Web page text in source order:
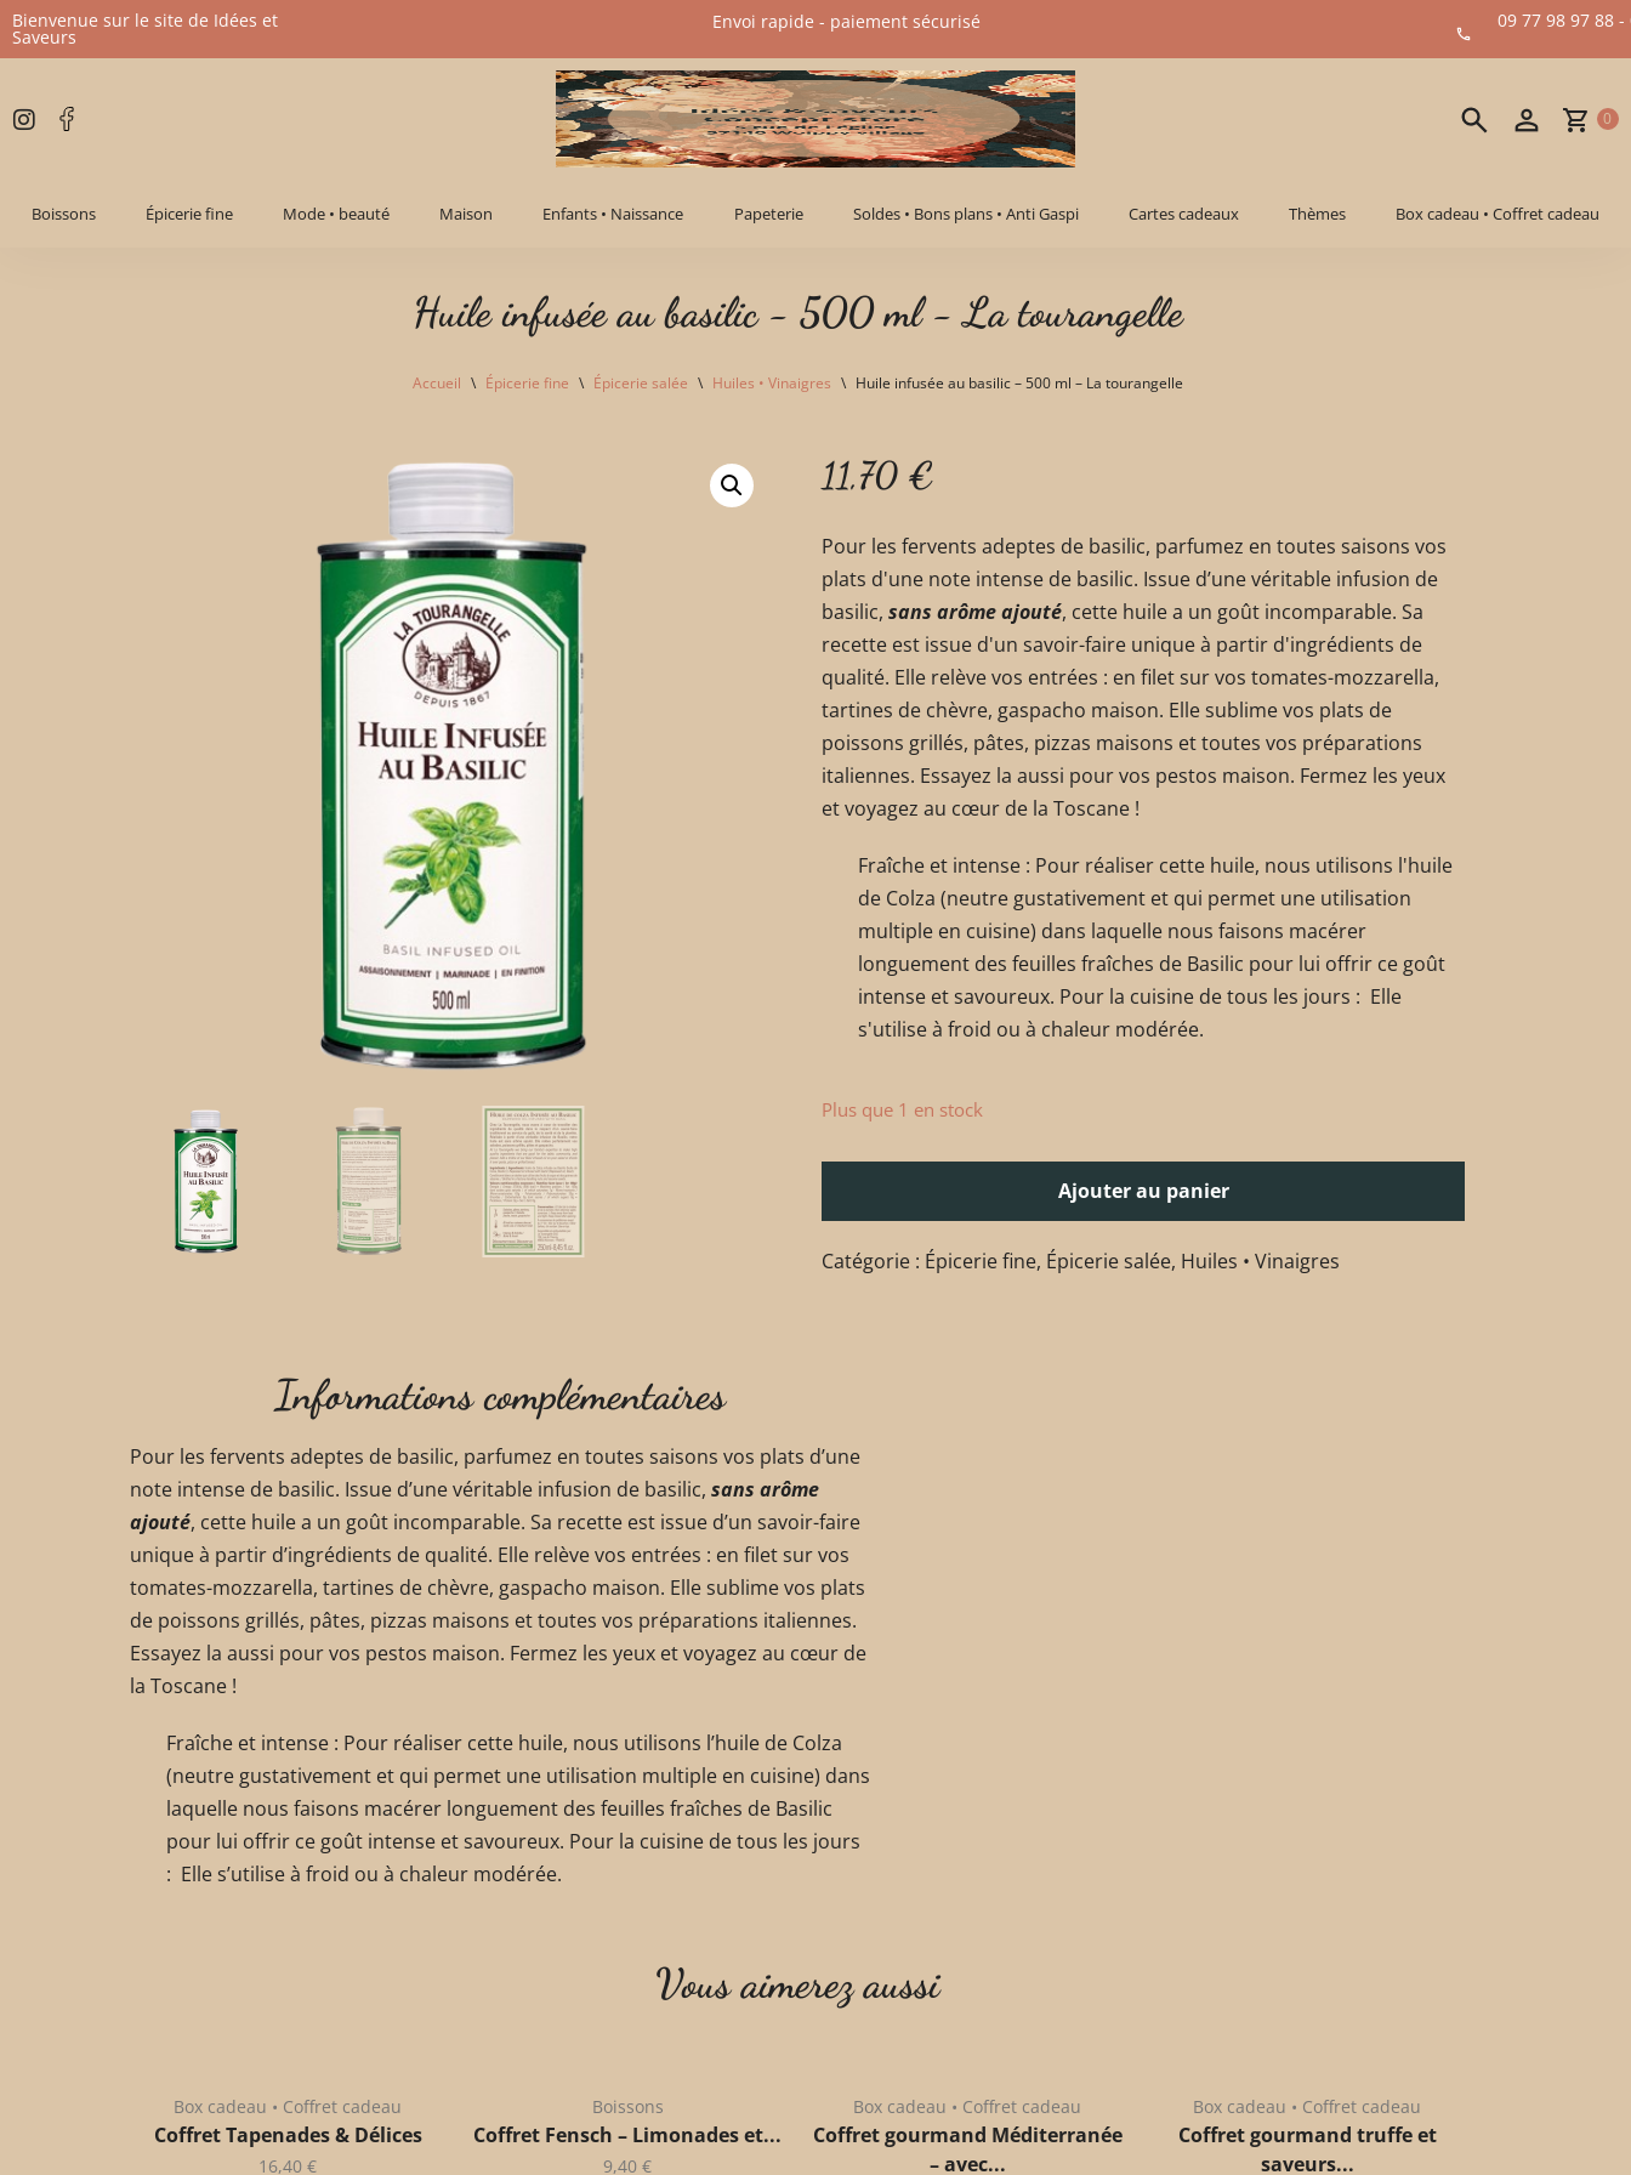
Aller
contenu
Bienvenue sur le site de Idées et
Saveurs
09 77 98 97 88 -
Envoi rapide - paiement sécurisé​
0
Boissons Épicerie fine Mode • beauté Maison Enfants • Naissance Papeterie Soldes • Bons plans • Anti Gaspi Cartes cadeaux Thèmes Box cadeau • Coffret cadeau
Huile infusée au basilic - 500 ml - La tourangelle
Accueil \ Épicerie fine \ Épicerie salée \ Huiles • Vinaigres \ Huile infusée au basilic – 500 ml – La tourangelle
11,70 €
Pour les fervents adeptes de basilic, parfumez en toutes saisons vos
plats d'une note intense de basilic. Issue d’une véritable infusion de
basilic, sans arôme ajouté, cette huile a un goût incomparable. Sa
recette est issue d'un savoir-faire unique à partir d'ingrédients de
qualité. Elle relève vos entrées : en filet sur vos tomates-mozzarella,
tartines de chèvre, gaspacho maison. Elle sublime vos plats de
poissons grillés, pâtes, pizzas maisons et toutes vos préparations
italiennes. Essayez la aussi pour vos pestos maison. Fermez les yeux
et voyagez au cœur de la Toscane !
Fraîche et intense : Pour réaliser cette huile, nous utilisons l'huile
de Colza (neutre gustativement et qui permet une utilisation
multiple en cuisine) dans laquelle nous faisons macérer
longuement des feuilles fraîches de Basilic pour lui offrir ce goût
intense et savoureux. Pour la cuisine de tous les jours : Elle
s'utilise à froid ou à chaleur modérée.
Plus que 1 en stock
Ajouter au panier
Catégorie : Épicerie fine, Épicerie salée, Huiles • Vinaigres
Informations complémentaires
Pour les fervents adeptes de basilic, parfumez en toutes saisons vos plats d’une
note intense de basilic. Issue d’une véritable infusion de basilic, sans arôme
ajouté, cette huile a un goût incomparable. Sa recette est issue d’un savoir-faire
unique à partir d’ingrédients de qualité. Elle relève vos entrées : en filet sur vos
tomates-mozzarella, tartines de chèvre, gaspacho maison. Elle sublime vos plats
de poissons grillés, pâtes, pizzas maisons et toutes vos préparations italiennes.
Essayez la aussi pour vos pestos maison. Fermez les yeux et voyagez au cœur de
la Toscane !
Fraîche et intense : Pour réaliser cette huile, nous utilisons l’huile de Colza
(neutre gustativement et qui permet une utilisation multiple en cuisine) dans
laquelle nous faisons macérer longuement des feuilles fraîches de Basilic
pour lui offrir ce goût intense et savoureux. Pour la cuisine de tous les jours
: Elle s’utilise à froid ou à chaleur modérée.
Vous aimerez aussi
Box cadeau • Coffret cadeau
Coffret Tapenades & Délices
16,40 €
Boissons
Coffret Fensch – Limonades et...
9,40 €
Box cadeau • Coffret cadeau
Coffret gourmand Méditerranée
– avec...
Box cadeau • Coffret cadeau
Coffret gourmand truffe et
saveurs...